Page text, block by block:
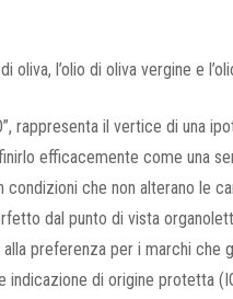
l’olio di oliva vergine e
rappresenta il vertice di una
efficacemente come una
che non alterano le
dal punto di vista
preferenza per i marchi
di origine protetta